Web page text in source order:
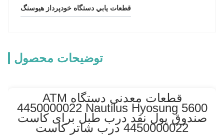
قطعات يابي دستگاه خودپرداز هيوسنگ
توضیحات محصول
قطعات معدنی دستگاه ATM
4450000022 Nautilus Hyosung 5600
صندوق پول نقد درب طبل برای کاست
4450000022 درب شاتر کاست